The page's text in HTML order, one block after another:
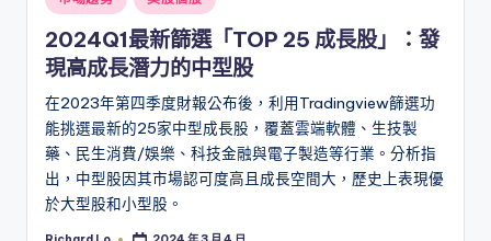
in
2024Q1最新篩選「TOP 25 成長股」：發
現高成長潛力的中型股
在2023年第四季度財報公布後，利用Tradingview篩選功
能挑選最新的25家中型成長股，覆蓋雲端軟體、生技製
藥、民生消費/娛樂、科技金融與電子製造等行業。分析指
出，中型股因其市場認可度高且成長空間大，歷史上表現優
於大型股和小型股。